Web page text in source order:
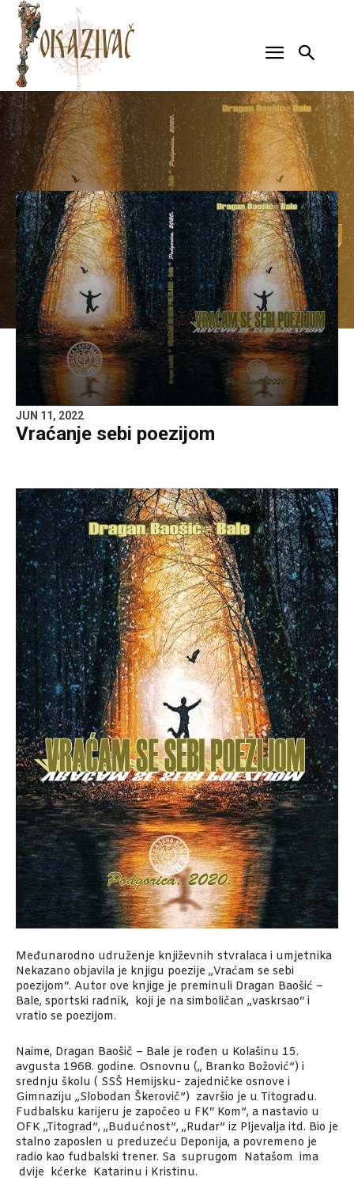
JUN 11, 2022
Vraćanje sebi poezijom
Međunarodno udruženje književnih stvralaca i umjetnika
Nekazano objavila je knjigu poezije „Vraćam se sebi
poezijom“. Autor ove knjige je preminuli Dragan Baošić –
Bale, sportski radnik, koji je na simboličan „vaskrsao“ i
vratio se poezijom.
Naime, Dragan Baošič – Bale je rođen u Kolašinu 15.
avgusta 1968. godine. Osnovnu („ Branko Božović”) i
srednju školu ( SSŠ Hemijsku- zajedničke osnove i
Gimnaziju ,,Slobodan Škerovič”) završio je u Titogradu.
Fudbalsku karijeru je započeo u FK“ Kom”, a nastavio u
OFK ,,Titograd”, ,,Budućnost”, ,,Rudar” iz Pljevalja itd. Bio je
stalno zaposlen u preduzeću Deponija, a povremeno je
radio kao fudbalski trener. Sa suprugom Natašom ima
dvije kćerke Katarinu i Kristinu.